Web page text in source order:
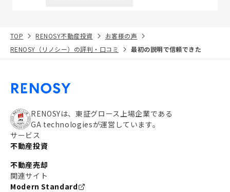
TOP RENOSY不動産投資
お客様の声
RENOSY（リノシー）の評判・口コミ
最初の説明で信頼できた
RENOSYは、東証グロース上場企業である
GA technologiesが運営しています。
サービス
不動産投資
不動産売却
関連サイト
Modern Standard